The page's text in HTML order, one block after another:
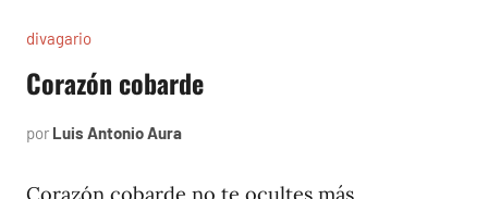
divagario
Corazón cobarde
por Luis Antonio Aura
1994
Corazón cobarde no te ocultes más